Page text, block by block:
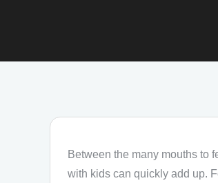
Between the many mouths to
with kids can quickly add up.